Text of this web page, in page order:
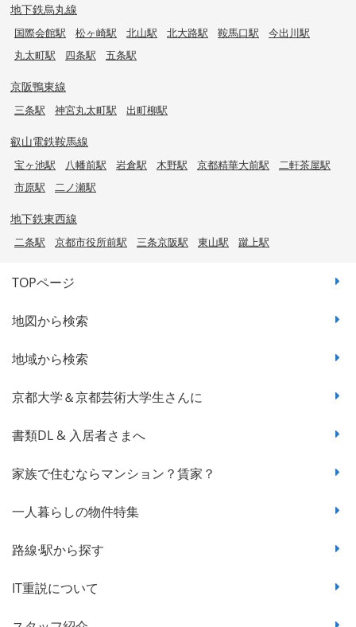
地下鉄烏丸線
国際会館駅 松ヶ崎駅 北山駅 北大路駅 鞍馬口駅
今出川駅
丸太町駅
四条駅 五条駅
京阪鴨東線
三条駅 神宮丸太町駅 出町柳駅
叡山電鉄鞍馬線
宝ヶ池駅 八幡前駅 岩倉駅 木野駅 京都精華大前駅
二軒茶屋駅
市原駅
二ノ瀬駅
地下鉄東西線
二条駅 京都市役所前駅 三条京阪駅 東山駅 蹴上駅
TOPページ
地図から検索
地域から検索
京都大学＆京都芸術大学生さんに
書類DL & 入居者さまへ
家族で住むならマンション？賃家？
一人暮らしの物件特集
路線·駅から探す
IT重説について